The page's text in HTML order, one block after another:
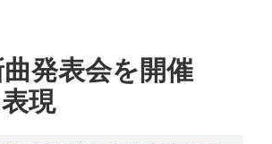
曲発表会を開催
現